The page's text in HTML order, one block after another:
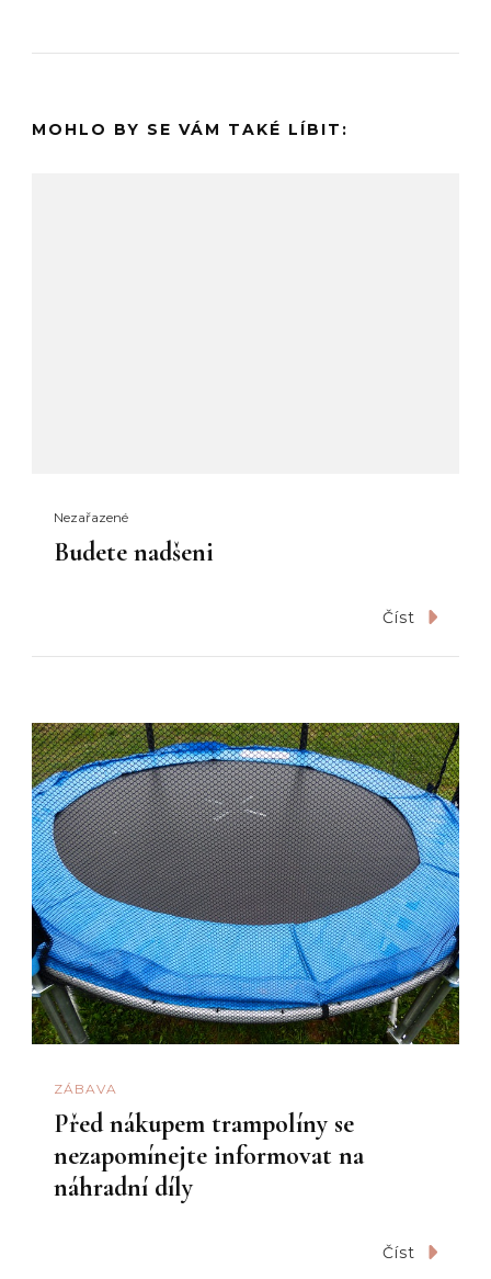
MOHLO BY SE VÁM TAKÉ LÍBIT:
Nezařazené
Budete nadšeni
Číst
ZÁBAVA
Před nákupem trampolíny se
nezapomínejte informovat na
náhradní díly
Číst